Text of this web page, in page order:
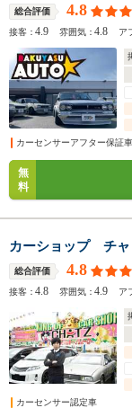
総合評価 4.8
接客：4.9 雰囲気：4.8 ア
カーセンサーアフター保証車
無
料
カーショップ チャ
総合評価 4.8
接客：4.8 雰囲気：4.9 ア
カーセンサー認定車